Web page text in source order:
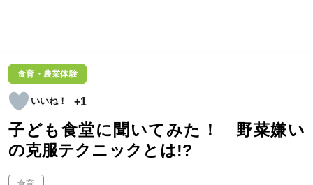
食育・農業体験
+1
子ども食堂に聞いてみた！ 野菜嫌い
の克服テクニックとは!?